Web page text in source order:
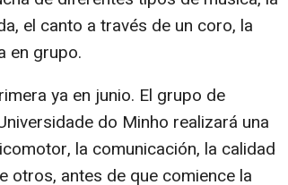
el canto a través de un coro, la
en grupo.
ya en junio. El grupo de
do Minho realizará una
la comunicación, la calidad
otros, antes de que comience la